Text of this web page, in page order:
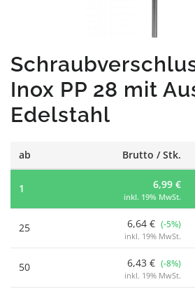
Inox PP 28 mit
Edelstahl
ab Brutto / Stk.
1 6,99 €
inkl. 19% MwSt.
25 6,64 € (-5%)
inkl. 19% MwSt.
50 6,43 € (-8%)
inkl. 19% MwSt.